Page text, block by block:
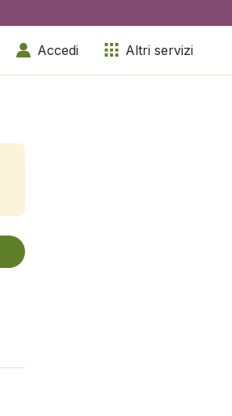
Accedi Altri servizi